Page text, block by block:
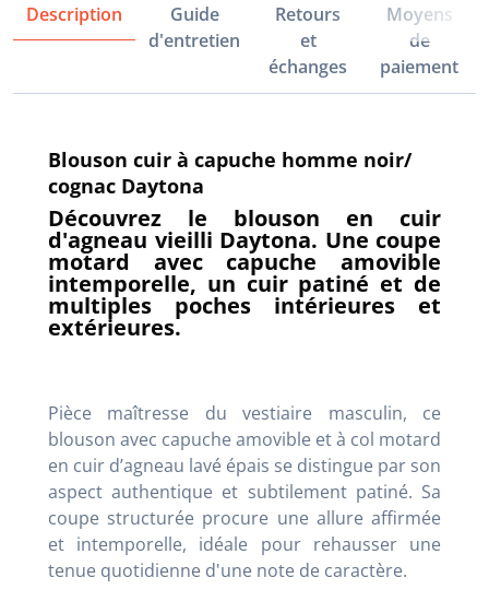
Description
Guide
d'entretien
Retours
et
échanges
Moyens
de
paiement
Blouson cuir à capuche homme noir/
cognac Daytona
Découvrez le blouson en cuir
d'agneau vieilli Daytona. Une coupe
motard avec capuche amovible
intemporelle, un cuir patiné et de
multiples poches intérieures et
extérieures.
Pièce maîtresse du vestiaire masculin, ce
blouson avec capuche amovible et à col motard
en cuir d’agneau lavé épais se distingue par son
aspect authentique et subtilement patiné. Sa
coupe structurée procure une allure affirmée
et intemporelle, idéale pour rehausser une
tenue quotidienne d'une note de caractère.